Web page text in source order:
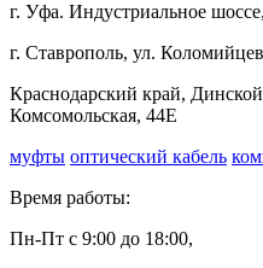
г. Уфа. Индустриальное
г. Ставрополь, ул.
Краснодарский край,
Комсомольская, 44Е
муфты оптический кабель
Время работы:
Пн-Пт с 9:00 до 18:00,